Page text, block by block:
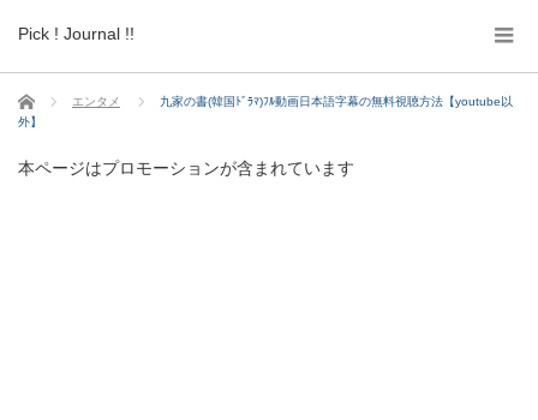
Pick ! Journal !!
ホーム エンタメ
九家の書(韓国ﾄﾞﾗﾏ)ﾌﾙ動画日本語字幕の無料視聴方法【youtube以
外】
本ページはプロモーションが含まれています